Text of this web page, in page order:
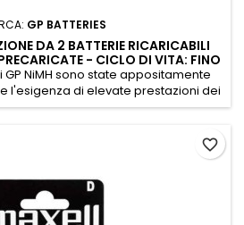
GP BATTERIES
DA 2 BATTERIE RICARICABILI
- CICLO DI VITA: FINO
A 1.000 VOLTE
NiMH sono state appositamente
l'esigenza di elevate prestazioni dei
come fotocamere digitali (scatti
MD e MP3, giocattoli, console e altrifavorite_border